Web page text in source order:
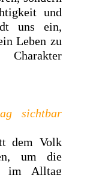
und
uns ein,
Leben zu
sichtbar
dem Volk
um die
im Alltag